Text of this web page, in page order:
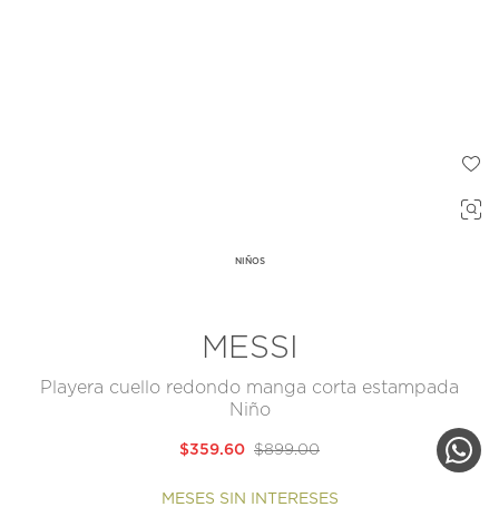
NIÑOS
MESSI
Playera cuello redondo manga corta estampada
Niño
$899.00
$359.60
MESES SIN INTERESES